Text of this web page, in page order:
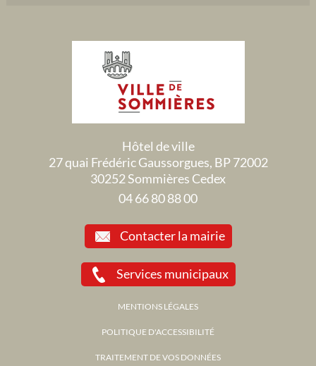
Hôtel de ville
27 quai Frédéric Gaussorgues, BP 72002
30252 Sommières Cedex
04 66 80 88 00
Contacter la mairie
Services municipaux
MENTIONS LÉGALES
POLITIQUE D'ACCESSIBILITÉ
TRAITEMENT DE VOS DONNÉES